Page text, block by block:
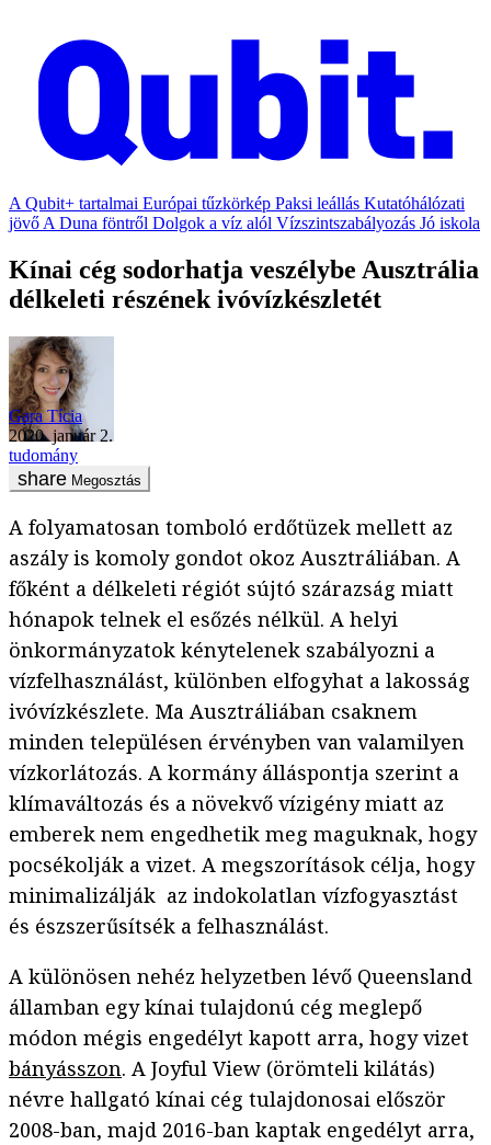
A Qubit+ tartalmai Európai tűzkörkép Paksi leállás Kutatóhálózati
jövő A Duna föntről Dolgok a víz alól Vízszintszabályozás Jó iskola
Kínai cég sodorhatja veszélybe Ausztrália
délkeleti részének ivóvízkészletét
Gara Tícia
2020. január 2.
tudomány
Megosztás
A folyamatosan tomboló erdőtüzek mellett az
aszály is komoly gondot okoz Ausztráliában. A
főként a délkeleti régiót sújtó szárazság miatt
hónapok telnek el esőzés nélkül. A helyi
önkormányzatok kénytelenek szabályozni a
vízfelhasználást, különben elfogyhat a lakosság
ivóvízkészlete. Ma Ausztráliában csaknem
minden településen érvényben van valamilyen
vízkorlátozás. A kormány álláspontja szerint a
klímaváltozás és a növekvő vízigény miatt az
emberek nem engedhetik meg maguknak, hogy
pocsékolják a vizet. A megszorítások célja, hogy
minimalizálják az indokolatlan vízfogyasztást
és észszerűsítsék a felhasználást.
A különösen nehéz helyzetben lévő Queensland
államban egy kínai tulajdonú cég meglepő
módon mégis engedélyt kapott arra, hogy vizet
bányásszon. A Joyful View (örömteli kilátás)
névre hallgató kínai cég tulajdonosai először
2008-ban, majd 2016-ban kaptak engedélyt arra,